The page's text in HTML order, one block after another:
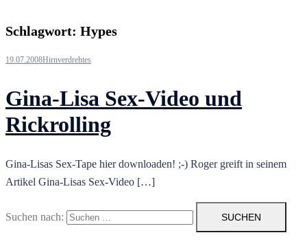
Schlagwort: Hypes
19.07.2008Hirnverdrehtes
Gina-Lisa Sex-Video und
Rickrolling
Gina-Lisas Sex-Tape hier downloaden! ;-) Roger greift in seinem
Artikel Gina-Lisas Sex-Video […]
Suchen nach: